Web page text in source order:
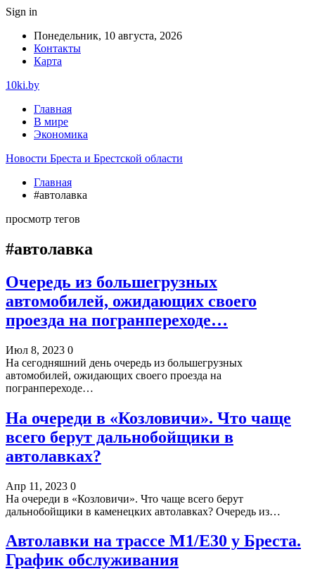
Sign in
Понедельник, 10 августа, 2026
Контакты
Карта
10ki.by
Главная
В мире
Экономика
Новости Бреста и Брестской области
Главная
#автолавка
просмотр тегов
#автолавка
Очередь из большегрузных
автомобилей, ожидающих своего
проезда на погранпереходе…
Июл 8, 2023 0
На сегодняшний день очередь из большегрузных
автомобилей, ожидающих своего проезда на
погранпереходе…
На очереди в «Козловичи». Что чаще
всего берут дальнобойщики в
автолавках?
Апр 11, 2023 0
На очереди в «Козловичи». Что чаще всего берут
дальнобойщики в каменецких автолавках? Очередь из…
Автолавки на трассе М1/Е30 у Бреста.
График обслуживания